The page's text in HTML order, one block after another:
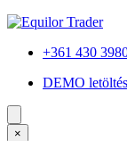
+361 430
DEMO
×